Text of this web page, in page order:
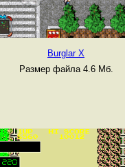
Burglar X
Размер файла 4.6 Мб.